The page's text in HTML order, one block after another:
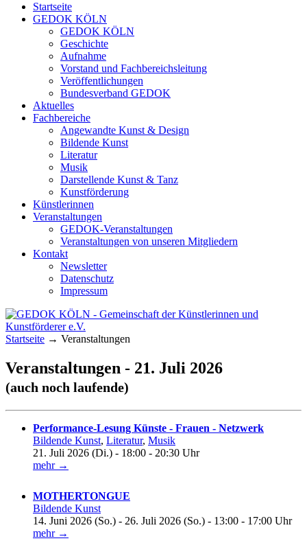
Startseite
GEDOK KÖLN
GEDOK KÖLN
Geschichte
Aufnahme
Vorstand und Fachbereichsleitung
Veröffentlichungen
Bundesverband GEDOK
Aktuelles
Fachbereiche
Angewandte Kunst & Design
Bildende Kunst
Literatur
Musik
Darstellende Kunst & Tanz
Kunstförderung
Künstlerinnen
Veranstaltungen
GEDOK-Veranstaltungen
Veranstaltungen von unseren Mitgliedern
Kontakt
Newsletter
Datenschutz
Impressum
GEDOK KÖLN
Gemeinschaft der Künstlerinnen und
Kunstförderer e.V.
Startseite → Veranstaltungen
Veranstaltungen - 21. Juli 2026
(auch noch laufende)
Performance-Lesung Künste - Frauen - Netzwerk
Bildende Kunst, Literatur, Musik
21. Juli 2026 (Di.) - 18:00 - 20:30 Uhr
mehr →
MOTHERTONGUE
Bildende Kunst
14. Juni 2026 (So.) - 26. Juli 2026 (So.) - 13:00 - 17:00 Uhr
mehr →